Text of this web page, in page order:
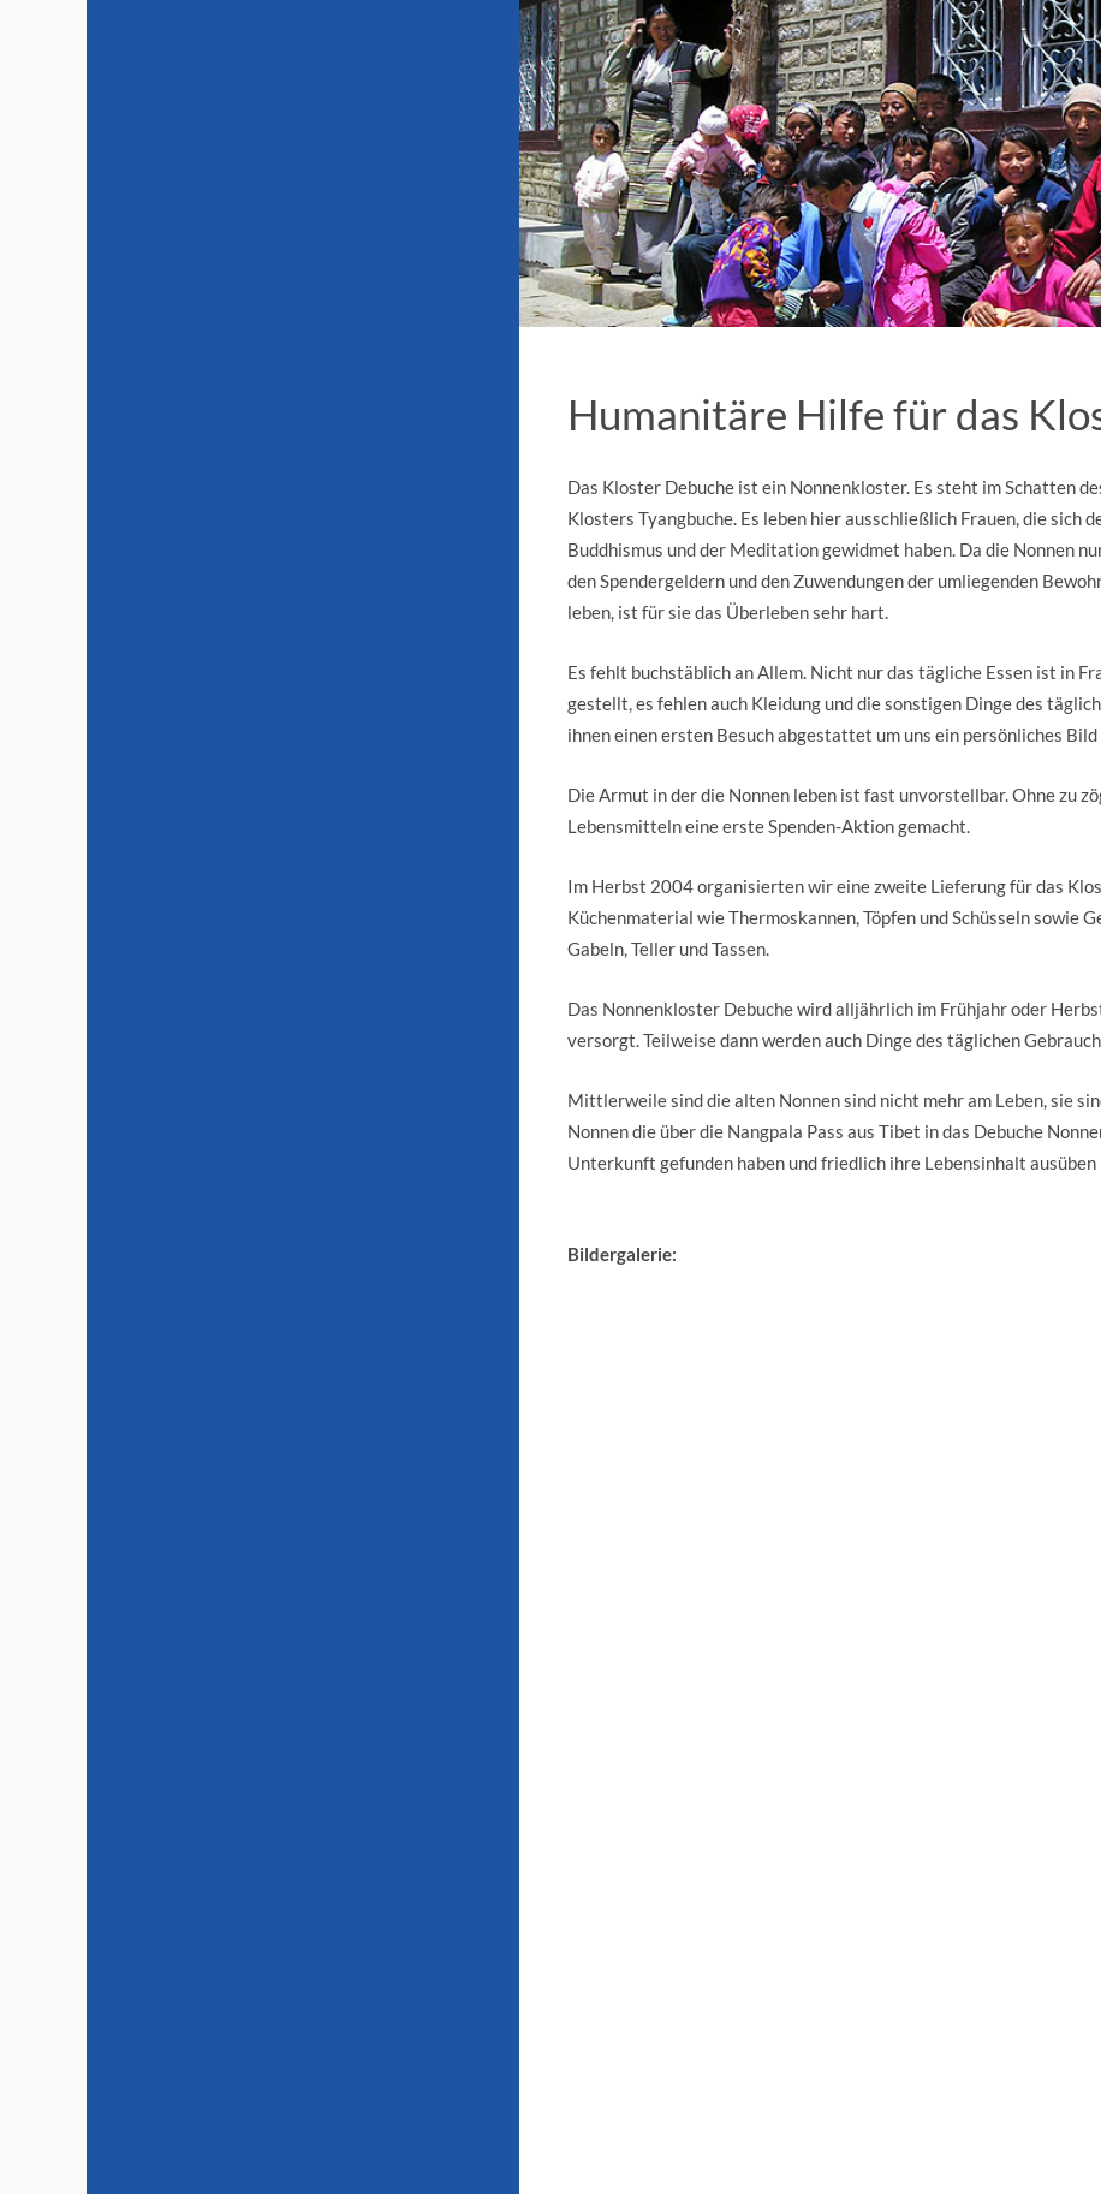
Humanitäre Hilfe für das
Das Kloster Debuche ist ein Nonnenkloster. Es steht im Schatten
Klosters Tyangbuche. Es leben hier ausschließlich Frauen, die sich
Buddhismus und der Meditation gewidmet haben. Da die Nonnen
den Spendergeldern und den Zuwendungen der umliegenden
leben, ist für sie das Überleben sehr hart.
Es fehlt buchstäblich an Allem. Nicht nur das tägliche Essen ist in
gestellt, es fehlen auch Kleidung und die sonstigen Dinge des
ihnen einen ersten Besuch abgestattet um uns ein persönliches
Die Armut in der die Nonnen leben ist fast unvorstellbar. Ohne zu
Lebensmitteln eine erste Spenden-Aktion gemacht.
Im Herbst 2004 organisierten wir eine zweite Lieferung für das
Küchenmaterial wie Thermoskannen, Töpfen und Schüsseln sowie
Gabeln, Teller und Tassen.
Das Nonnenkloster Debuche wird alljährlich im Frühjahr oder
versorgt. Teilweise dann werden auch Dinge des täglichen
Mittlerweile sind die alten Nonnen sind nicht mehr am Leben, sie
Nonnen die über die Nangpala Pass aus Tibet in das Debuche
Unterkunft gefunden haben und friedlich ihre Lebensinhalt ausüben
Bildergalerie: